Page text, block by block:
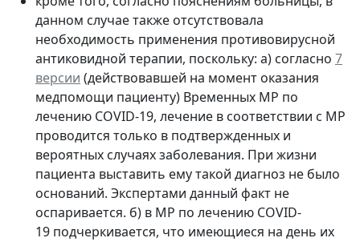
данном случае также отсутствовала
необходимость применения противовирусной
антиковидной терапии, поскольку: а) согласно 7
версии (действовавшей на момент оказания
медпомощи пациенту) Временных МР по
лечению COVID-19, лечение в соответствии с МР
проводится только в подтвержденных и
вероятных случаях заболевания. При жизни
пациента выставить ему такой диагноз не было
оснований. Экспертами данный факт не
оспаривается. б) в МР по лечению COVID-
19 подчеркивается, что имеющиеся на день их